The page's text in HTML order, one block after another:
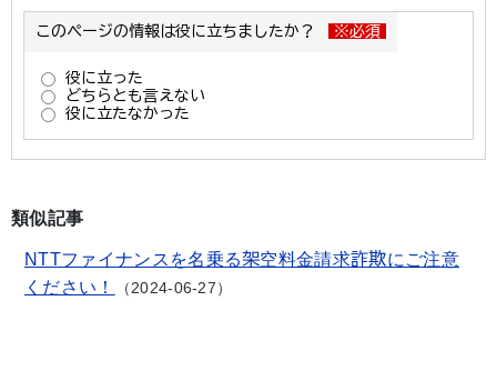
類似記事
NTTファイナンスを名乗る架空料金請求詐欺にご注意
ください！
2024-06-27